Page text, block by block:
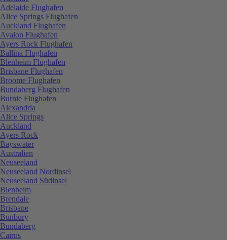
Adelaide Flughafen
Alice Springs Flughafen
Auckland Flughafen
Avalon Flughafen
Ayers Rock Flughafen
Ballina Flughafen
Blenheim Flughafen
Brisbane Flughafen
Broome Flughafen
Bundaberg Flughafen
Burnie Flughafen
Alexandria
Alice Springs
Auckland
Ayers Rock
Bayswater
Australien
Neuseeland
Neuseeland Nordinsel
Neuseeland Südinsel
Blenheim
Brendale
Brisbane
Bunbury
Bundaberg
Cairns